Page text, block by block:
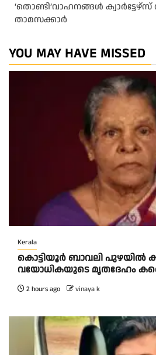
‘തൊണ്ടി’വാഹനങ്ങൾ ക്വാർട്ടേഴ്സ്‌
താമസക്കാർ
YOU MAY HAVE MISSED
Kerala
കൊട്ടിയൂർ ബാവലി പുഴയിൽ
വയോധികയുടെ മൃതദേഹം
2 hours ago vinaya k